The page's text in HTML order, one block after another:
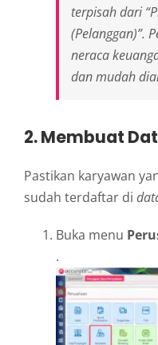
terpisah dari
(Pelanggan)”.
neraca
dan mudah
2. Membuat
Pastikan karyawan
sudah terdaftar di
Buka menu
.